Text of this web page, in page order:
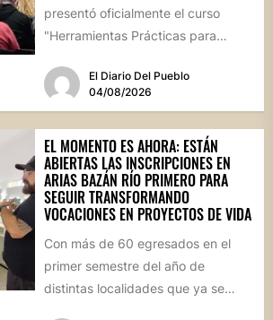
presentó oficialmente el curso
"Herramientas Prácticas para
destinada a emprendedores,...
El Diario Del Pueblo
04/08/2026
EL MOMENTO ES AHORA: ESTÁN
ABIERTAS LAS INSCRIPCIONES EN
ARIAS BAZÁN RÍO PRIMERO PARA
SEGUIR TRANSFORMANDO
VOCACIONES EN PROYECTOS DE VIDA
Con más de 60 egresados en el
primer semestre del año de
distintas localidades que ya se